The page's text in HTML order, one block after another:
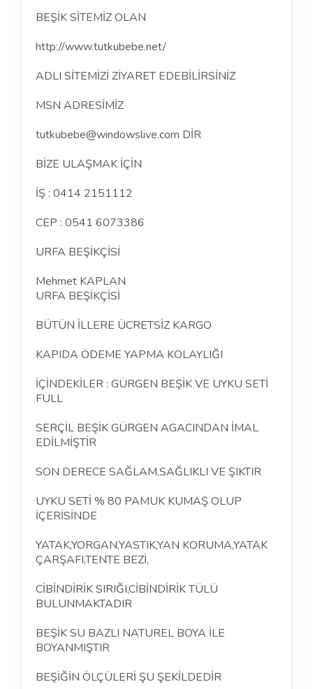
BEŞİK SİTEMİZ OLAN
http://www.tutkubebe.net/
ADLI SİTEMİZİ ZİYARET EDEBİLİRSİNİZ
MSN ADRESİMİZ
tutkubebe@windowslive.com DİR
BİZE ULAŞMAK İÇİN
İŞ : 0414 2151112
CEP : 0541 6073386
URFA BEŞİKÇİSİ
Mehmet KAPLAN
URFA BEŞİKÇİSİ
BÜTÜN İLLERE ÜCRETSİZ KARGO
KAPIDA ÖDEME YAPMA KOLAYLIĞI
İÇİNDEKİLER : GÜRGEN BEŞİK VE UYKU SETİ
FULL
SERÇİL BEŞİK GÜRGEN AGACINDAN İMAL
EDİLMİŞTİR
SON DERECE SAĞLAM,SAĞLIKLI VE ŞIKTIR
UYKU SETİ % 80 PAMUK KUMAŞ OLUP
İÇERİSİNDE
YATAK,YORGAN,YASTIK,YAN KORUMA,YATAK
ÇARŞAFI,TENTE BEZİ,
CİBİNDİRİK SIRIĞI,CİBİNDİRİK TÜLÜ
BULUNMAKTADIR
BEŞİK SU BAZLI NATUREL BOYA İLE
BOYANMIŞTIR
BEŞİĞİN ÖLÇÜLERİ ŞU ŞEKİLDEDİR